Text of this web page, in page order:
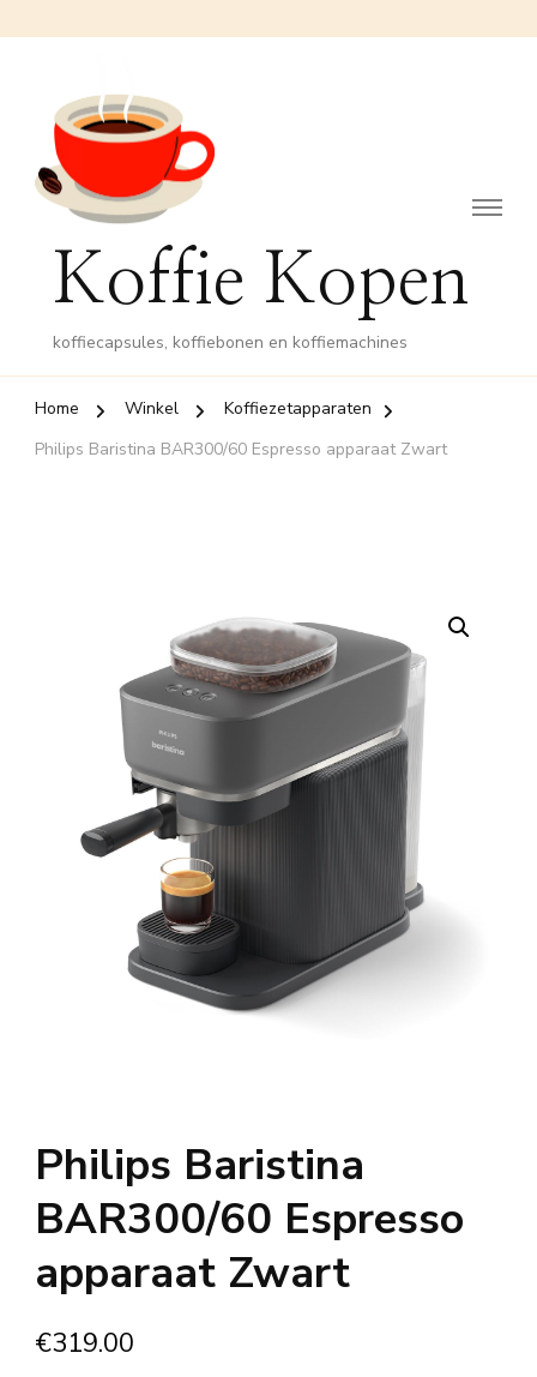
Koffie Kopen
koffiecapsules, koffiebonen en koffiemachines
Home Winkel
Koffiezetapparaten
Philips Baristina BAR300/60 Espresso apparaat Zwart
Philips Baristina
BAR300/60 Espresso
apparaat Zwart
€319.00